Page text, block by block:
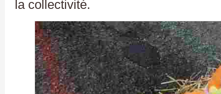
la collectivité.